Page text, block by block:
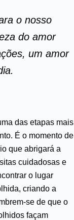
o nosso
do amor
um amor
das etapas mais
É o momento de
que abrigará a
cuidadosas e
o lugar
criando a
se de que o
façam